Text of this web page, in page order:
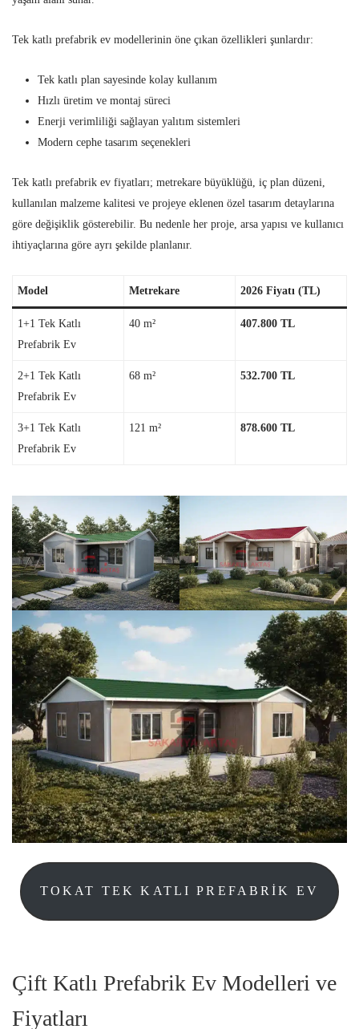
Tek katlı prefabrik ev modellerinin öne çıkan özellikleri şunlardır:
Tek katlı plan sayesinde kolay kullanım
Hızlı üretim ve montaj süreci
Enerji verimliliği sağlayan yalıtım sistemleri
Modern cephe tasarım seçenekleri
Tek katlı prefabrik ev fiyatları; metrekare büyüklüğü, iç plan düzeni,
kullanılan malzeme kalitesi ve projeye eklenen özel tasarım detaylarına
göre değişiklik gösterebilir. Bu nedenle her proje, arsa yapısı ve kullanıcı
ihtiyaçlarına göre ayrı şekilde planlanır.
Model Metrekare 2026 Fiyatı (TL)
1+1 Tek Katlı
Prefabrik Ev
40 m² 407.800 TL
2+1 Tek Katlı
Prefabrik Ev
68 m² 532.700 TL
3+1 Tek Katlı
Prefabrik Ev
121 m² 878.600 TL
TOKAT TEK KATLI PREFABRIK EV
Çift Katlı Prefabrik Ev Modelleri ve
Fiyatları